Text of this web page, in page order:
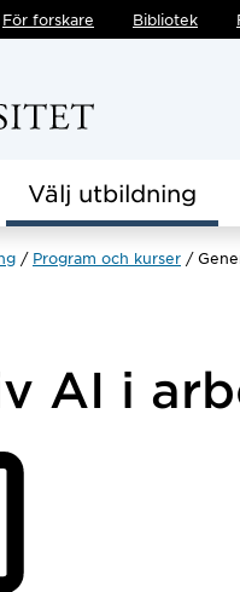
För forskare Bibliotek
Välj utbildning
Program och kurser
AI i